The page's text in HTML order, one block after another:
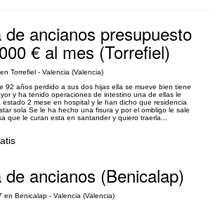
de ancianos presupuesto
€ al mes (Torrefiel)
Torrefiel - Valencia (Valencia)
92 años perdido a sus dos hijas ella se mueve bien tiene
y ha tenido operaciones de intestino una de ellas le
estado 2 mese en hospital y le han dicho que residencia
sola Se le ha hecho una fisura y por el ombligo le sale
que le curan esta en santander y quiero traerla...
de ancianos (Benicalap)
en Benicalap - Valencia (Valencia)